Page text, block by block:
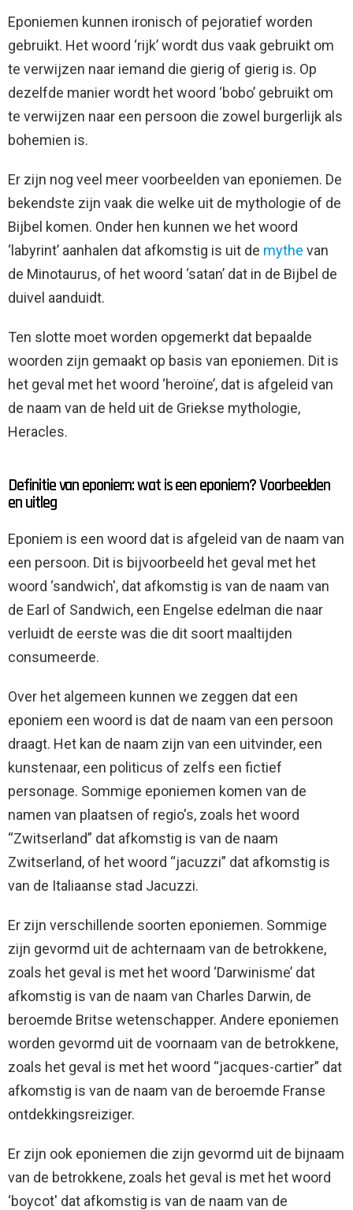
Eponiemen kunnen ironisch of pejoratief worden
gebruikt. Het woord ‘rijk’ wordt dus vaak gebruikt om
te verwijzen naar iemand die gierig of gierig is. Op
dezelfde manier wordt het woord ‘bobo’ gebruikt om
te verwijzen naar een persoon die zowel burgerlijk als
bohemien is.
Er zijn nog veel meer voorbeelden van eponiemen. De
bekendste zijn vaak die welke uit de mythologie of de
Bijbel komen. Onder hen kunnen we het woord
‘labyrint’ aanhalen dat afkomstig is uit de mythe van
de Minotaurus, of het woord ‘satan’ dat in de Bijbel de
duivel aanduidt.
Ten slotte moet worden opgemerkt dat bepaalde
woorden zijn gemaakt op basis van eponiemen. Dit is
het geval met het woord ‘heroïne’, dat is afgeleid van
de naam van de held uit de Griekse mythologie,
Heracles.
Definitie van eponiem: wat is een eponiem? Voorbeelden
en uitleg
Eponiem is een woord dat is afgeleid van de naam van
een persoon. Dit is bijvoorbeeld het geval met het
woord ‘sandwich', dat afkomstig is van de naam van
de Earl of Sandwich, een Engelse edelman die naar
verluidt de eerste was die dit soort maaltijden
consumeerde.
Over het algemeen kunnen we zeggen dat een
eponiem een ​​woord is dat de naam van een persoon
draagt. Het kan de naam zijn van een uitvinder, een
kunstenaar, een politicus of zelfs een fictief
personage. Sommige eponiemen komen van de
namen van plaatsen of regio's, zoals het woord
“Zwitserland” dat afkomstig is van de naam
Zwitserland, of het woord “jacuzzi” dat afkomstig is
van de Italiaanse stad Jacuzzi.
Er zijn verschillende soorten eponiemen. Sommige
zijn gevormd uit de achternaam van de betrokkene,
zoals het geval is met het woord ‘Darwinisme’ dat
afkomstig is van de naam van Charles Darwin, de
beroemde Britse wetenschapper. Andere eponiemen
worden gevormd uit de voornaam van de betrokkene,
zoals het geval is met het woord “jacques-cartier” dat
afkomstig is van de naam van de beroemde Franse
ontdekkingsreiziger.
Er zijn ook eponiemen die zijn gevormd uit de bijnaam
van de betrokkene, zoals het geval is met het woord
‘boycot' dat afkomstig is van de naam van de